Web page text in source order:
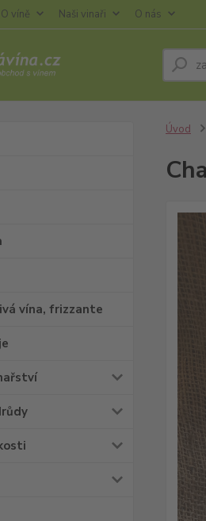
O víně Naši vinaři O nás
vína, frizzante
Úvod